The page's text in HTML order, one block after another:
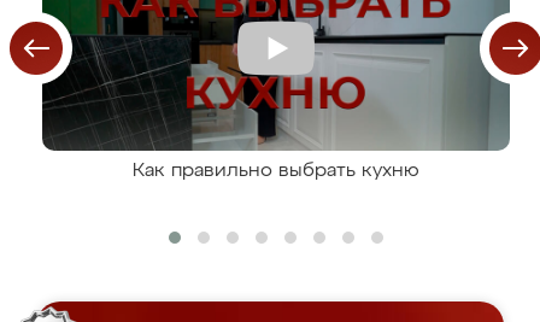
Как правильно выбрать кухню